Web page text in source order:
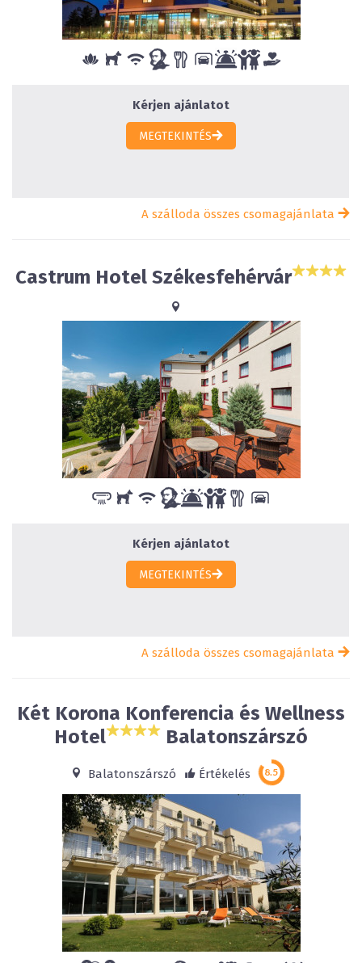
Kérjen ajánlatot
MEGTEKINTÉS
A szálloda összes csomagajánlata
Castrum Hotel Székesfehérvár
Kérjen ajánlatot
MEGTEKINTÉS
A szálloda összes csomagajánlata
Két Korona Konferencia és Wellness
Hotel
Balatonszárszó
Balatonszárszó Értékelés